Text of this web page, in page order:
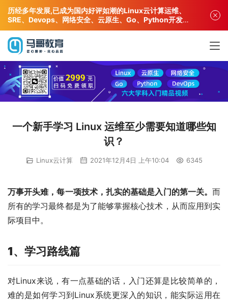
一个新手学习 Linux 运维至少需要知道哪些知
识？
Linux云计算 2021年12月4日 上午10:04 6345
万事开头难，每一项技术，扎实的基础是入门的第一关。 而
所有的学习最终都是为了能够掌握核心技术，从而应用到实
际项目中。
1、学习路线篇
对Linux来说，有一点基础的话，入门还算是比较简单的，
难的是如何学习到Linux系统更深入的知识，能实际运用在
历经多年发展,已成为国内好评如潮的Linux云计算运维、
SRE、Devops、网络安全、云原生、Go、Python开发专
业人才培训机构!